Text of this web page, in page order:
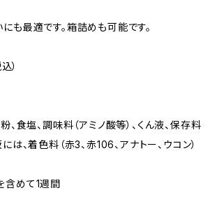
も最適です。箱詰めも可能です。
）
粉、食塩、調味料（アミノ酸等）、くん液、保存料
には、着色料（赤3、赤106、アナトー、ウコン）
含めて1週間